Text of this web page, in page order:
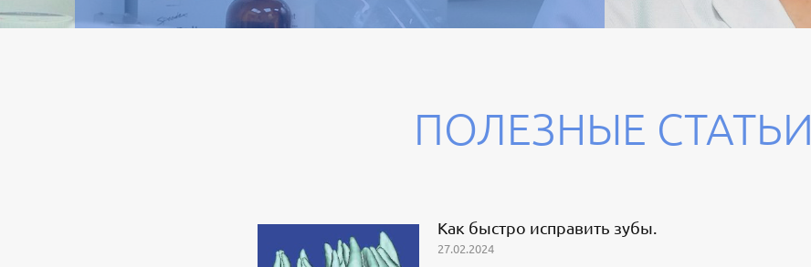
ПОЛЕЗНЫЕ СТАТЬИ
Как быстро исправить зубы.
27.02.2024